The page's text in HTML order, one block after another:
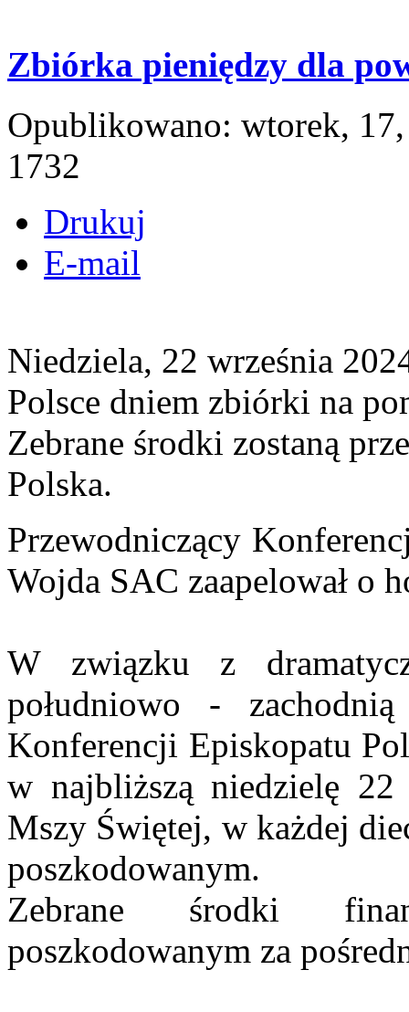
Zbiórka pieniędzy dla
Opublikowano: wtorek,
1732
Drukuj
E-mail
Niedziela, 22 września
Polsce dniem zbiórki na
Zebrane środki zostaną
Polska.
Przewodniczący
Wojda SAC zaapelował o
W związku z
południowo -
Konferencji Episkopatu
w najbliższą niedzielę
Mszy Świętej, w każdej
poszkodowanym.
Zebrane środki
poszkodowanym za